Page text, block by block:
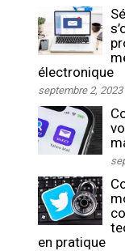
électronique
septembre 2, 2023
en pratique